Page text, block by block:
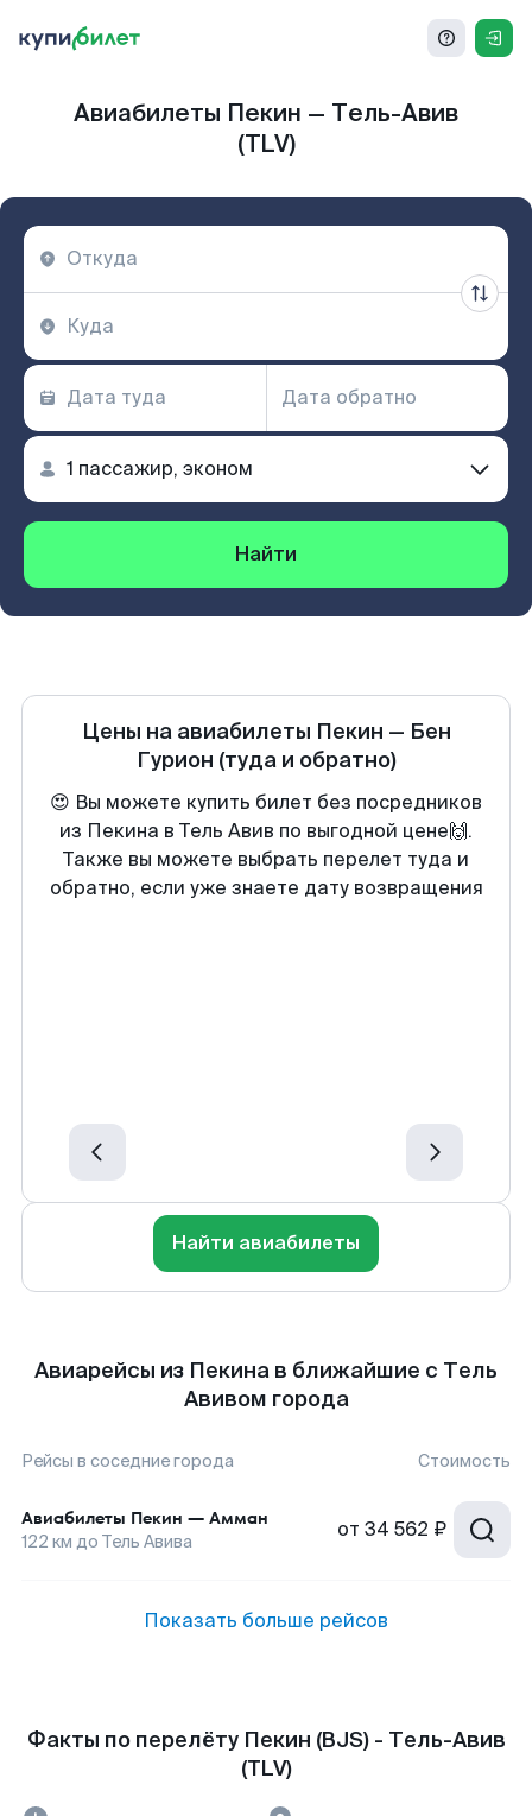
Авиабилеты Пекин — Тель-Авив
(TLV)
Найти
Цены на авиабилеты Пекин — Бен
Гурион (туда и обратно)
😍 Вы можете купить билет без посредников
из Пекина в Тель Авив по выгодной цене🙌.
Также вы можете выбрать перелет туда и
обратно, если уже знаете дату возвращения
Найти авиабилеты
Авиарейсы из Пекина в ближайшие с Тель
Авивом города
Рейсы в соседние города Стоимость
Авиабилеты Пекин — Амман
122 км до Тель Авива от 34 562 ₽
Показать больше рейсов
Факты по перелёту Пекин (BJS) - Тель-Авив
(TLV)